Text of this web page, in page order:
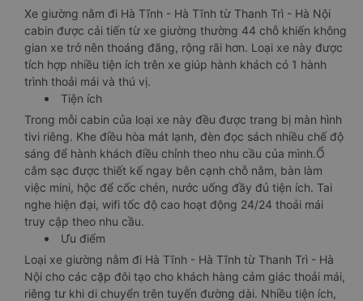
Xe giường nằm đi Hà Tĩnh - Hà Tĩnh từ Thanh Trì - Hà Nội
cabin được cải tiến từ xe giường thường 44 chỗ khiến không
gian xe trở nên thoáng đãng, rộng rãi hơn. Loại xe này được
tích hợp nhiều tiện ích trên xe giúp hành khách có 1 hành
trình thoải mái và thú vị.
Tiện ích
Trong mỗi cabin của loại xe này đều được trang bị màn hình
tivi riêng. Khe điều hòa mát lạnh, đèn đọc sách nhiều chế độ
sáng để hành khách điều chỉnh theo nhu cầu của mình.Ổ
cắm sạc được thiết kế ngay bên cạnh chỗ nằm, bàn làm
việc mini, hộc để cốc chén, nước uống đầy đủ tiện ích. Tai
nghe hiện đại, wifi tốc độ cao hoạt động 24/24 thoải mái
truy cập theo nhu cầu.
Ưu điểm
Loại xe giường nằm đi Hà Tĩnh - Hà Tĩnh từ Thanh Trì - Hà
Nội cho các cặp đôi tạo cho khách hàng cảm giác thoải mái,
riêng tư khi di chuyển trên tuyến đường dài. Nhiều tiện ích,